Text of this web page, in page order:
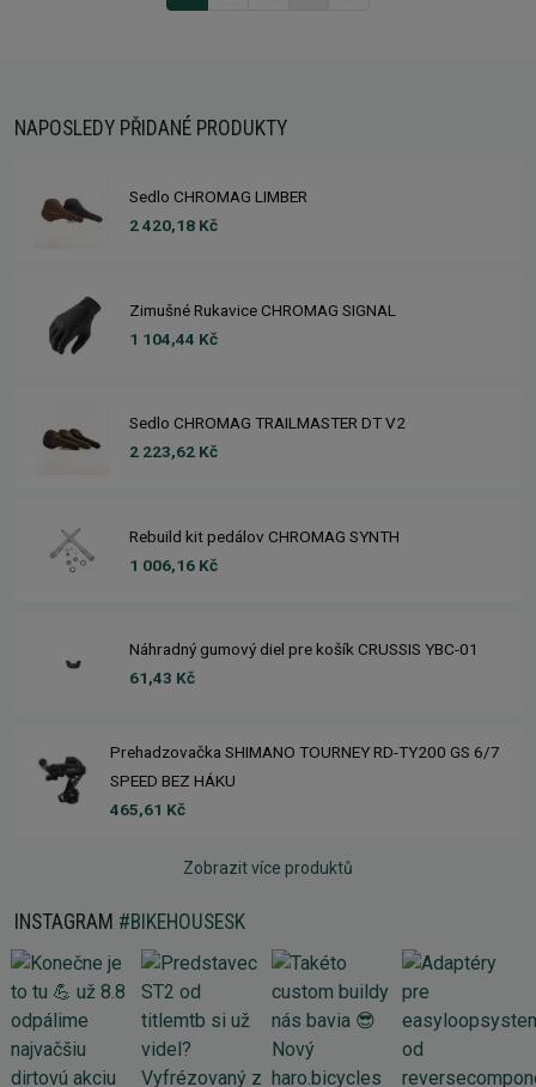
NAPOSLEDY PŘIDANÉ PRODUKTY
Sedlo CHROMAG LIMBER
2 420,18 Kč
Zimušné Rukavice CHROMAG SIGNAL
1 104,44 Kč
Sedlo CHROMAG TRAILMASTER DT V2
2 223,62 Kč
Rebuild kit pedálov CHROMAG SYNTH
1 006,16 Kč
Náhradný gumový diel pre košík CRUSSIS YBC-01
61,43 Kč
Prehadzovačka SHIMANO TOURNEY RD-TY200 GS 6/7
SPEED BEZ HÁKU
465,61 Kč
Zobrazit více produktů
INSTAGRAM #BIKEHOUSESK